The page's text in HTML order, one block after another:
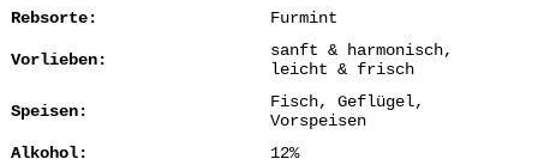
Rebsorte:
Furmint
Vorlieben:
sanft & harmonisch,
leicht & frisch
Speisen:
Fisch, Geflügel,
Vorspeisen
Alkohol:
12%